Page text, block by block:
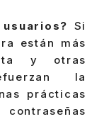
Si
están más
y otras
la
prácticas